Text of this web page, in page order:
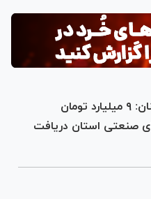
رئیس کل دادگستری سمنان: ۹ میلیارد تومان
صنعتی استان دریافت